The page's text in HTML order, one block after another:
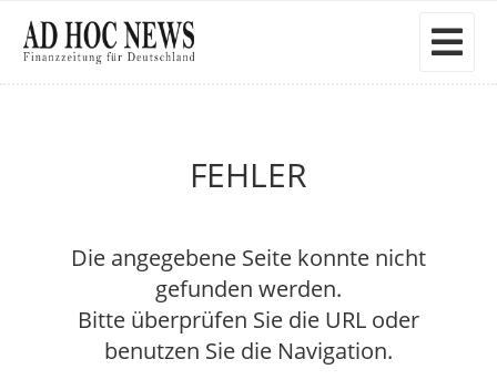
FEHLER
Die angegebene Seite konnte nicht
gefunden werden.
Bitte überprüfen Sie die URL oder
benutzen Sie die Navigation.